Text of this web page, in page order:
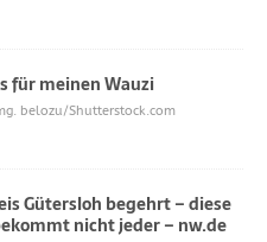
für meinen Wauzi
belozu/Shutterstock.com
Gütersloh begehrt – diese
nicht jeder – nw.de